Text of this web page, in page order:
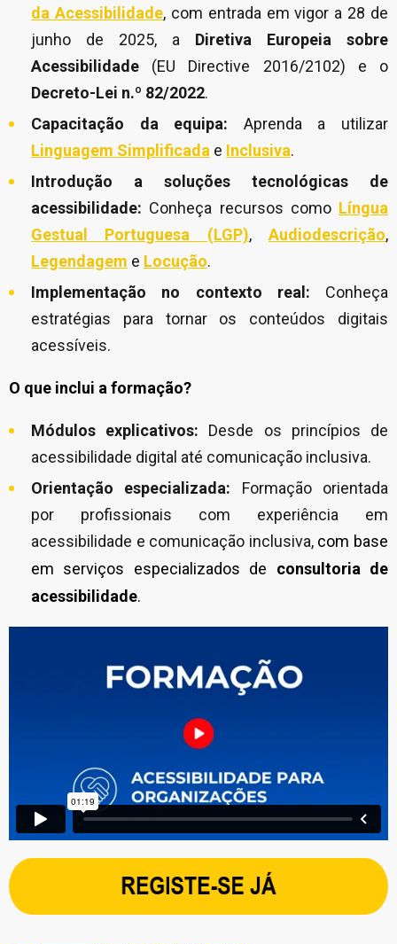
da Acessibilidade, com entrada em vigor a 28 de
junho de 2025, a Diretiva Europeia sobre
Acessibilidade (EU Directive 2016/2102) e o
Decreto-Lei n.º 82/2022.
Capacitação da equipa: Aprenda a utilizar
Linguagem Simplificada e Inclusiva.
Introdução a soluções tecnológicas de
acessibilidade: Conheça recursos como Língua
Gestual Portuguesa (LGP),Audiodescrição,
Legendagem e Locução.
Implementação no contexto real: Conheça
estratégias para tornar os conteúdos digitais
acessíveis.
O que inclui a formação?
Módulos explicativos: Desde os princípios de
acessibilidade digital até comunicação inclusiva.
Orientação especializada: Formação orientada
por profissionais com experiência em
acessibilidade e comunicação inclusiva, com base
em serviços especializados de consultoria de
acessibilidade.